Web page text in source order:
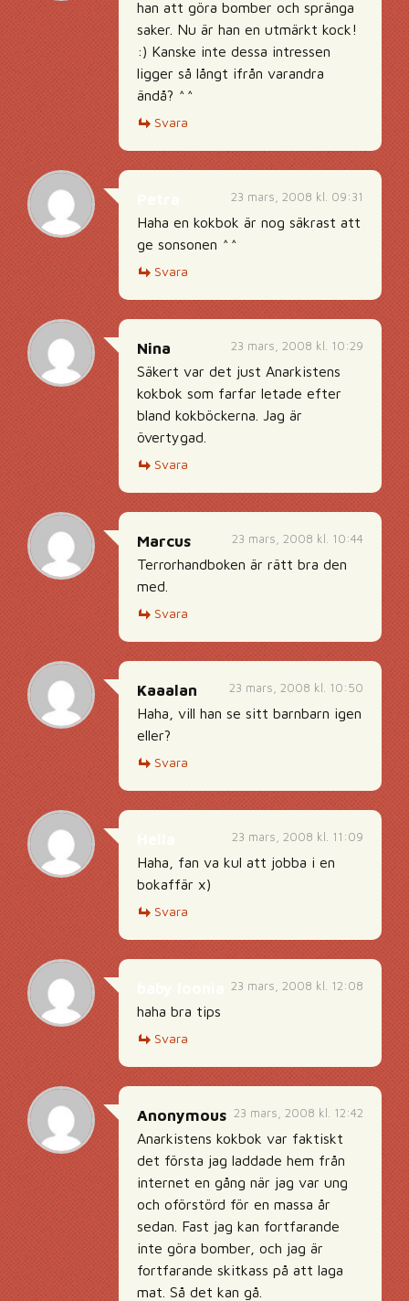
han att göra bomber och spränga
saker. Nu är han en utmärkt kock!
:) Kanske inte dessa intressen
ligger så långt ifrån varandra
ändå? ^^
Svara
23 mars, 2008 kl. 09:31
Haha en kokbok är nog säkrast att
ge sonsonen ^^
Svara
23 mars, 2008 kl. 10:29
Nina
Säkert var det just Anarkistens
kokbok som farfar letade efter
bland kokböckerna. Jag är
övertygad.
Svara
23 mars, 2008 kl. 10:44
Marcus
Terrorhandboken är rätt bra den
med.
Svara
23 mars, 2008 kl. 10:50
Kaaalan
Haha, vill han se sitt barnbarn igen
eller?
Svara
23 mars, 2008 kl. 11:09
Haha, fan va kul att jobba i en
bokaffär x)
Svara
23 mars, 2008 kl. 12:08
haha bra tips
Svara
23 mars, 2008 kl. 12:42
Anonymous
Anarkistens kokbok var faktiskt
det första jag laddade hem från
internet en gång när jag var ung
och oförstörd för en massa år
sedan. Fast jag kan fortfarande
inte göra bomber, och jag är
fortfarande skitkass på att laga
mat. Så det kan gå.